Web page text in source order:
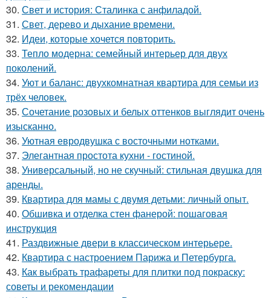
30. Свет и история: Сталинка с анфиладой.
31. Свет, дерево и дыхание времени.
32. Идеи, которые хочется повторить.
33. Тепло модерна: семейный интерьер для двух
поколений.
34. Уют и баланс: двухкомнатная квартира для семьи из
трёх человек.
35. Сочетание розовых и белых оттенков выглядит очень
изысканно.
36. Уютная евродвушка с восточными нотками.
37. Элегантная простота кухни - гостиной.
38. Универсальный, но не скучный: стильная двушка для
аренды.
39. Квартира для мамы с двумя детьми: личный опыт.
40. Обшивка и отделка стен фанерой: пошаговая
инструкция
41. Раздвижные двери в классическом интерьере.
42. Квартира с настроением Парижа и Петербурга.
43. Как выбрать трафареты для плитки под покраску:
советы и рекомендации